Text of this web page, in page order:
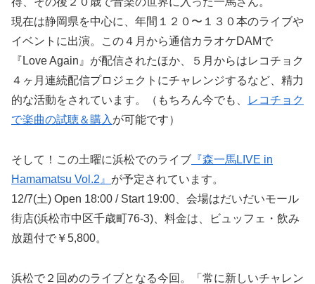
現在は静岡県を中心に、年間１２０〜１３０本のライブや
イベントに出演。この４月から通信カラオケDAMで
『Love Again』が配信されたほか、５月からはレコチョク
４ヶ月連続配信プロジェクトにチャレンジするなど、精力
的な活動をされています。（もちろん今でも、
レコチョク
で楽曲の試聴＆購入 が可能です）
そして！この土曜に浜松でのライブ 『森一馬LIVE in
Hamamatsu Vol.2』 が予定されています。
12/7(土) Open 18:00 / Start 19:00、会場はだいだいモール
街店(浜松市中区千歳町76‐3)、料金は、ビュッフェ・飲み
放題付で￥5,800。
浜松で２回めのライブとなる今回。「常に新しいチャレン